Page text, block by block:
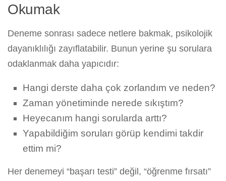
Okumak
Deneme sonrası sadece netlere bakmak, psikolojik
dayanıklılığı zayıflatabilir. Bunun yerine şu sorulara
odaklanmak daha yapıcıdır:
Hangi derste daha çok zorlandım ve neden?
Zaman yönetiminde nerede sıkıştım?
Heyecanım hangi sorularda arttı?
Yapabildiğim soruları görüp kendimi takdir
ettim mi?
Her denemeyi “başarı testi” değil, “öğrenme fırsatı”